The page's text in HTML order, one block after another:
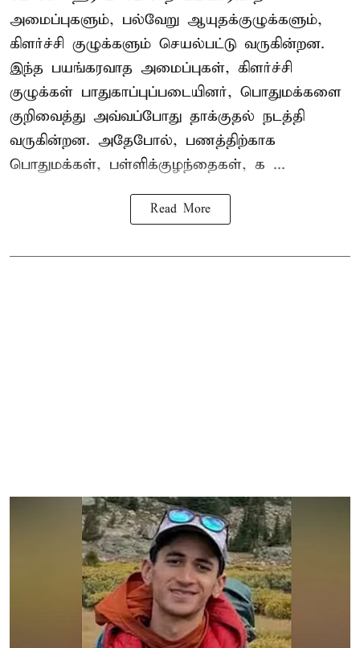
அமைப்புகளும், பல்வேறு ஆயுதக்குழுக்களும்,
கிளர்ச்சி குழுக்களும் செயல்பட்டு வருகின்றன.
இந்த பயங்கரவாத அமைப்புகள், கிளர்ச்சி
குழுக்கள் பாதுகாப்புப்படையினர், பொதுமக்களை
குறிவைத்து அவ்வப்போது தாக்குதல் நடத்தி
வருகின்றன. அதேபோல், பணத்திற்காக
பொதுமக்கள், பள்ளிக்குழந்தைகள், க ...
Read More